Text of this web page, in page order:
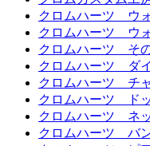
クロムハーツ ウ
クロムハーツ ウ
クロムハーツ そ
クロムハーツ ダ
クロムハーツ チ
クロムハーツ ド
クロムハーツ ネ
クロムハーツ バ